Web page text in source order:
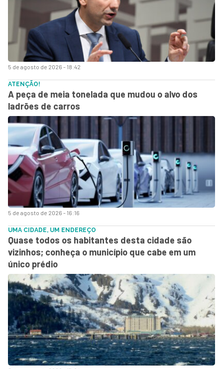
5 de agosto de 2026 - 18:42
5 de agosto de 2026 - 16:16
ATENÇÃO!
A peça de meia tonelada que mudou o alvo dos
ladrões de carros
UMA CIDADE, UM ENDEREÇO
Quase todos os habitantes desta cidade são
vizinhos; conheça o município que cabe em um
único prédio